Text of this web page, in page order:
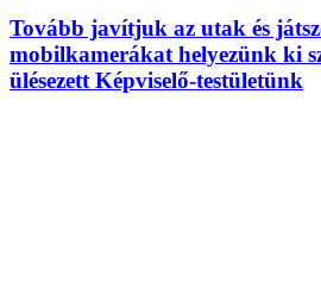
Tovább javítjuk az utak és
mobilkamerákat helyezünk ki
ülésezett Képviselő-testületünk